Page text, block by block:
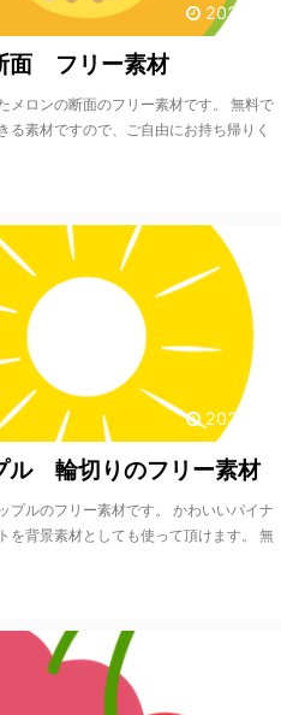
2020/9/17
面 フリー素材
メロンの断面のフリー素材です。 無料で
る素材ですので、ご自由にお持ち帰りく
2020/9/17
ル 輪切りのフリー素材
プルのフリー素材です。 かわいいパイナ
を背景素材としても使って頂けます。 無